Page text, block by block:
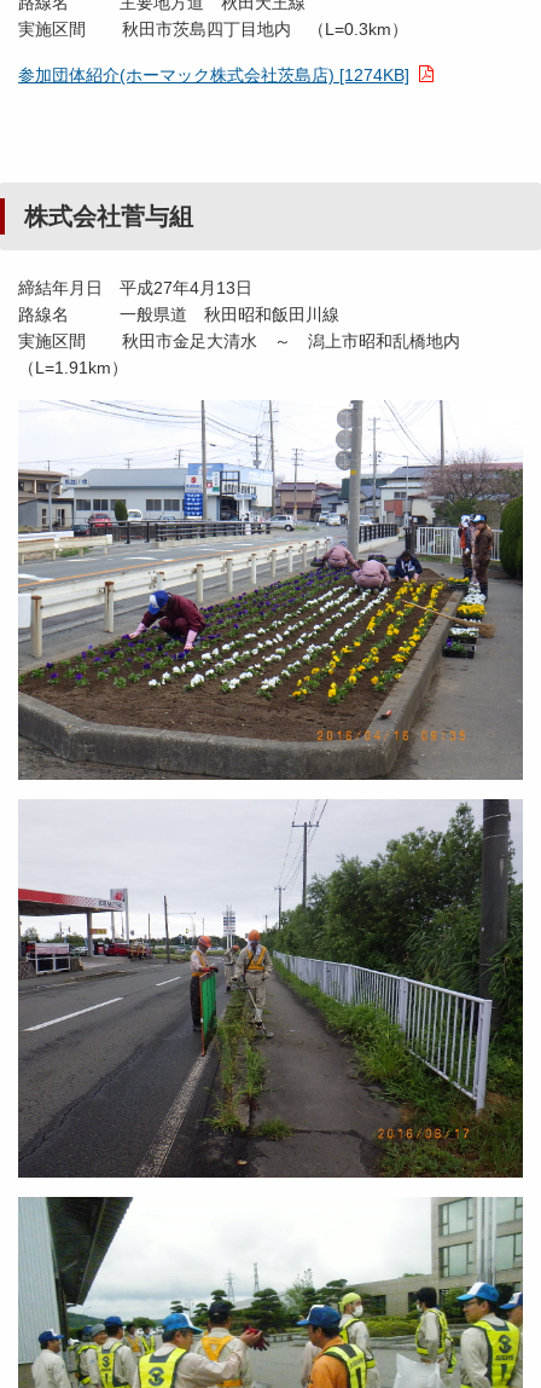
実施区間 秋田市茨島四丁目地内 （L=0.3km）
参加団体紹介(ホーマック株式会社茨島店) [1274KB]
株式会社菅与組
締結年月日 平成27年4月13日
路線名 一般県道 秋田昭和飯田川線
実施区間 秋田市金足大清水 ～ 潟上市昭和乱橋地内
（L=1.91km）